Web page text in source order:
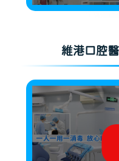
維港口腔